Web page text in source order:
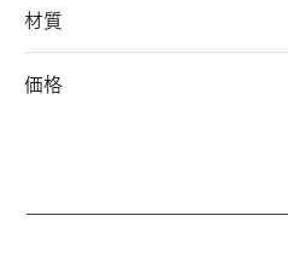
材質
テンプル/弾性チタン合金(βチ
価格